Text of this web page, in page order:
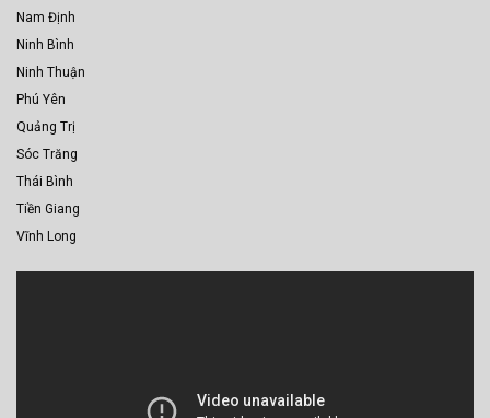
Nam Định
Ninh Bình
Ninh Thuận
Phú Yên
Quảng Trị
Sóc Trăng
Thái Bình
Tiền Giang
Vĩnh Long